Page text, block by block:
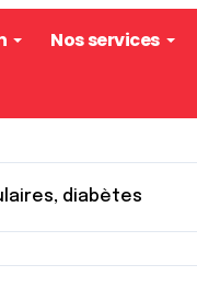
Nos services
diabètes